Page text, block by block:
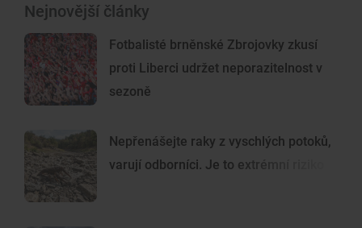
Nejnovější články
Fotbalisté brněnské Zbrojovky zkusí
proti Liberci udržet neporazitelnost v
sezoně
Nepřenášejte raky z vyschlých potoků,
varují odborníci. Je to extrémní riziko